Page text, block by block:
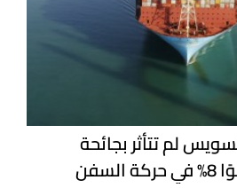
لم تتأثر بجائحة